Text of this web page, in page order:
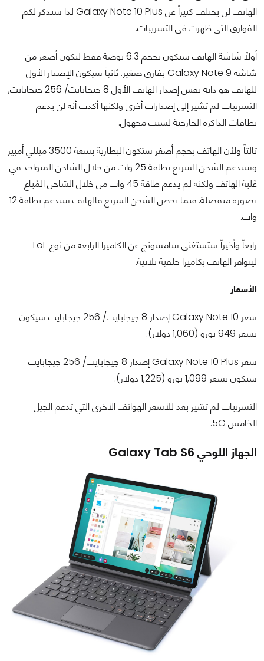
الهاتف لن يختلف كثيراً عن Galaxy Note 10 Plus لذا سنذكر لكم
الفوارق التي ظهرت في التسريبات.
أولاً شاشة الهاتف ستكون بحجم 6.3 بوصة فقط لتكون أصغر من
شاشة Galaxy Note 9 بفارق صغير. ثانياً سيكون الإصدار الأول
للهاتف هو ذاته نفس إصدار الهاتف الأول 8 جيجابايت/ 256 جيجابايت,
التسريبات لم تشير إلى إصدارات أخرى ولكنها أكدت أنه لن يدعم
بطاقات الذاكرة الخارجية لسبب مجهول.
ثالثاً ولأن الهاتف بحجم أصغر ستكون البطارية بسعة 3500 ميللي أمبير
وستدعم الشحن السريع بطاقة 25 وات من خلال الشاحن المتواجد في
عُلبة الهاتف ولكنه لم يدعم طاقة 45 وات من خلال الشاحن المُباع
بصورة منفصلة. فيما يخص الشحن السريع فالهاتف سيدعم بطاقة 12
وات.
رابعاً وأخيراً ستستغنى سامسونج عن الكاميرا الرابعة من نوع ToF
ليتوافر الهاتف بكاميرا خلفية ثلاثية.
الأسعار
سعر Galaxy Note 10 إصدار 8 جيجابايت/ 256 جيجابايت سيكون
بسعر 949 يورو (1,060 دولار).
سعر Galaxy Note 10 Plus إصدار 8 جيجابايت/ 256 جيجابايت
سيكون بسعر 1,099 يورو (1,225 دولار).
التسريبات لم تشير بعد للأسعر الهواتف الأخرى التي تدعم الجيل
الخامس 5G.
الجهاز اللوحي Galaxy Tab S6